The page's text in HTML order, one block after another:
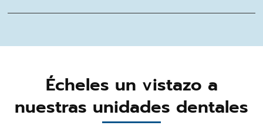
Écheles un vistazo a
nuestras unidades dentales